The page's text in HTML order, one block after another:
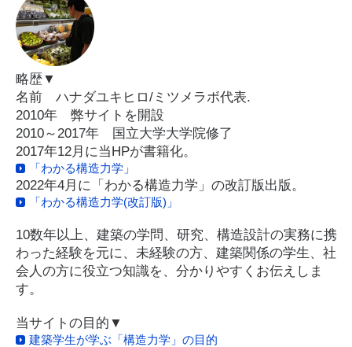
略歴▼
名前 ハナダユキヒロ/ミツメラボ代表.
2010年 弊サイトを開設
2010～2017年 国立大学大学院修了
2017年12月に当HPが書籍化。
「わかる構造力学」
2022年4月に「わかる構造力学」の改訂版出版。
「わかる構造力学(改訂版)」
10数年以上、建築の学問、研究、構造設計の実務に携
わった経験を元に、未経験の方、建築関係の学生、社
会人の方に役立つ知識を、分かりやすくお伝えしま
す。
当サイトの目的▼
建築学生が学ぶ「構造力学」の目的